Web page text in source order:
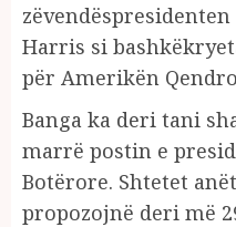
zëvendëspresidenten
Harris si
për Amerikën
Banga ka deri tani
marrë postin e
Botërore. Shtetet
propozojnë deri më